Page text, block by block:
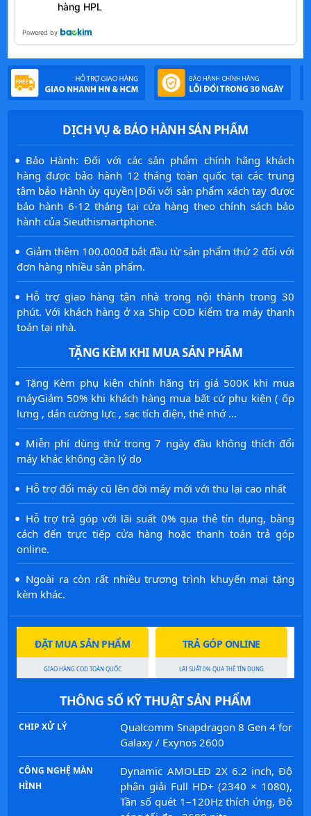
hàng HPL
Powered by
DỊCH VỤ & BẢO HÀNH SẢN PHẨM
· Bảo Hành: Đối với các sản phẩm chính hãng khách
hàng được bảo hành 12 tháng toàn quốc tại các trung
tâm bảo Hành ủy quyền|Đối với sản phẩm xách tay được
bảo hành 6-12 tháng tại cửa hàng theo chính sách bảo
hành của Sieuthismartphone.
· Giảm thêm 100.000đ bắt đầu từ sản phẩm thứ 2 đối với
đơn hàng nhiều sản phẩm.
· Hỗ trợ giao hàng tận nhà trong nội thành trong 30
phút. Với khách hàng ở xa Ship COD kiểm tra máy thanh
toán tại nhà.
TẶNG KÈM KHI MUA SẢN PHẨM
· Tặng Kèm phụ kiện chính hãng trị giá 500K khi mua
máyGiảm 50% khi khách hàng mua bất cứ phụ kiện ( ốp
lưng , dán cường lực , sạc tích điện, thẻ nhớ ...
· Miễn phí dùng thử trong 7 ngày đầu không thích đổi
máy khác không cần lý do
· Hỗ trợ đổi máy cũ lên đời máy mới với thu lại cao nhất
· Hỗ trợ trả góp với lãi suất 0% qua thẻ tín dụng, bằng
cách đến trực tiếp cửa hàng hoặc thanh toán trả góp
online.
· Ngoài ra còn rất nhiều trương trình khuyến mại tặng
kèm khác.
ĐẶT MUA SẢN PHẨM
GIAO HÀNG COD TOÀN QUỐC
TRẢ GÓP ONLINE
LÃI SUẤT 0% QUA THẺ TÍN DỤNG
THÔNG SỐ KỸ THUẬT SẢN PHẨM
CHIP XỬ LÝ
Qualcomm Snapdragon 8 Gen 4 for
Galaxy / Exynos 2600
CÔNG NGHỆ MÀN
HÌNH
Dynamic AMOLED 2X 6.2 inch, Độ
phân giải Full HD+ (2340 × 1080),
Tần số quét 1–120Hz thích ứng, Độ